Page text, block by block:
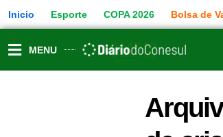
para
o
conteúdo
Inicio Esporte COPA 2026 Bolsa de
MENU